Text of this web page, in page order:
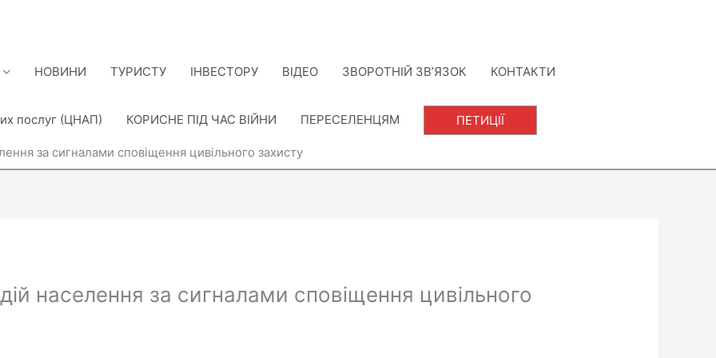
НОВИНИ ТУРИСТУ ІНВЕСТОРУ ВІДЕО ЗВОРОТНІЙ ЗВ’ЯЗОК КОНТАКТИ
послуг (ЦНАП) КОРИСНЕ ПІД ЧАС ВІЙНИ ПЕРЕСЕЛЕНЦЯМ ПЕТИЦІЇ
за сигналами сповіщення цивільного захисту
населення за сигналами сповіщення цивільного